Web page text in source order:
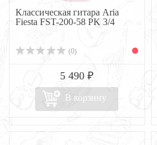
Классическая гитара Aria
Fiesta FST-200-58 PK 3/4
(0)
5 490 ₽
В корзину